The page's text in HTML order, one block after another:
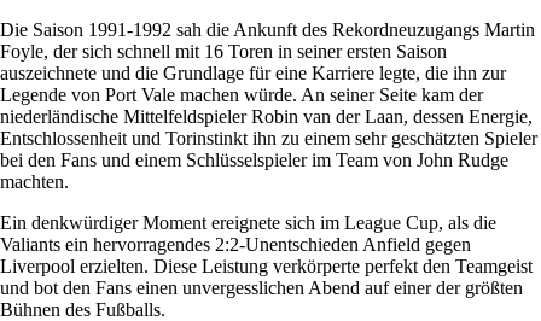
Die Saison 1991-1992 sah die Ankunft des Rekordneuzugangs Martin
Foyle, der sich schnell mit 16 Toren in seiner ersten Saison
auszeichnete und die Grundlage für eine Karriere legte, die ihn zur
Legende von Port Vale machen würde. An seiner Seite kam der
niederländische Mittelfeldspieler Robin van der Laan, dessen Energie,
Entschlossenheit und Torinstinkt ihn zu einem sehr geschätzten Spieler
bei den Fans und einem Schlüsselspieler im Team von John Rudge
machten.
Ein denkwürdiger Moment ereignete sich im League Cup, als die
Valiants ein hervorragendes 2:2-Unentschieden Anfield gegen
Liverpool erzielten. Diese Leistung verkörperte perfekt den Teamgeist
und bot den Fans einen unvergesslichen Abend auf einer der größten
Bühnen des Fußballs.